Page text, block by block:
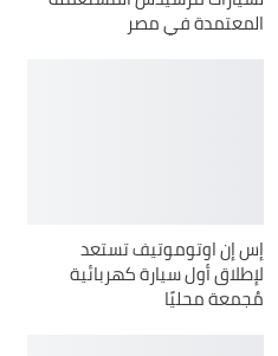
المعتمدة في مصر
إس إن اوتوموتيف تستعد
لإطلاق أول سيارة كهربائية
مُجمعة محليًا